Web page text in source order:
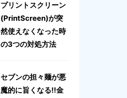
プリントスクリーン
(PrintScreen)が突
然使えなくなった時
の3つの対処方法
セブンの担々麺が悪
魔的に旨くなる!!金